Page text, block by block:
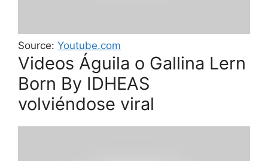
Source: Youtube.com
Videos Águila o Gallina Lern
Born By IDHEAS
volviéndose viral